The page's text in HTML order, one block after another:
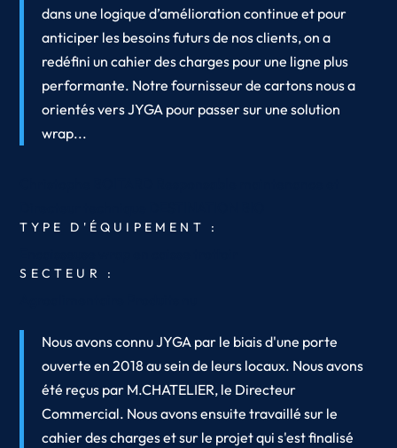
dans une logique d’amélioration continue et pour
anticiper les besoins futurs de nos clients, on a
redéfini un cahier des charges pour une ligne plus
performante. Notre fournisseur de cartons nous a
orientés vers JYGA pour passer sur une solution
wrap...
TYPE D'ÉQUIPEMENT :
SECTEUR :
Nous avons connu JYGA par le biais d'une porte
ouverte en 2018 au sein de leurs locaux. Nous avons
été reçus par M.CHATELIER, le Directeur
Commercial. Nous avons ensuite travaillé sur le
cahier des charges et sur le projet qui s'est finalisé